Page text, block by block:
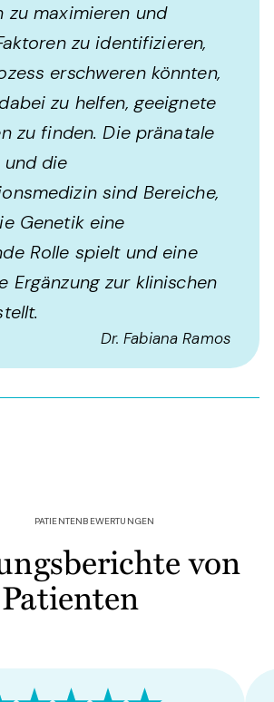
zu maximieren und
zu identifizieren,
erschweren könnten,
zu helfen, geeignete
zu finden. Die pränatale
die
sind Bereiche,
Genetik eine
Rolle spielt und eine
Ergänzung zur klinischen
Dr. Fabiana Ramos
PATIENTENBEWERTUNGEN
von
Patienten